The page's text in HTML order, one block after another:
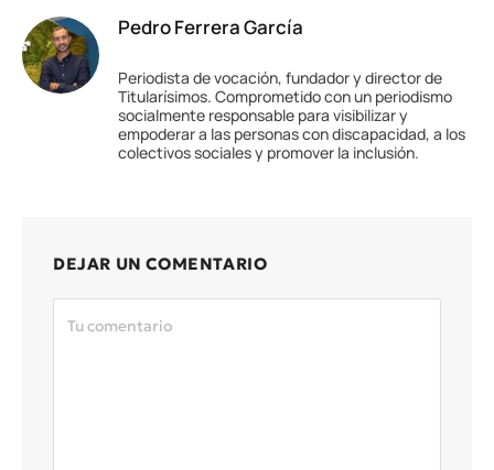
Pedro Ferrera García
Periodista de vocación, fundador y director de
Titularísimos. Comprometido con un periodismo
socialmente responsable para visibilizar y
empoderar a las personas con discapacidad, a los
colectivos sociales y promover la inclusión.
DEJAR UN COMENTARIO